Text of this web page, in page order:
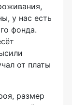
у нас есть
фонда.
от платы
размер